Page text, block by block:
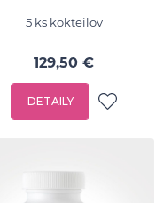
5 ks kokteilov
129,50 €
DETAILY